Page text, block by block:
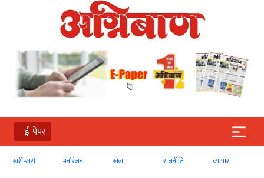
ई-पेपर
खरी-खरी मनोरंजन खेल राजनीति व्‍यापार